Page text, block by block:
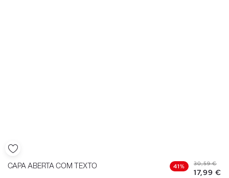
CAPA ABERTA COM TEXTO 41% 30,59 €
17,99 €